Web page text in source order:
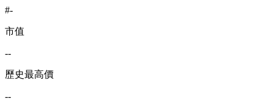
#-
市值
--
歷史最高價
--